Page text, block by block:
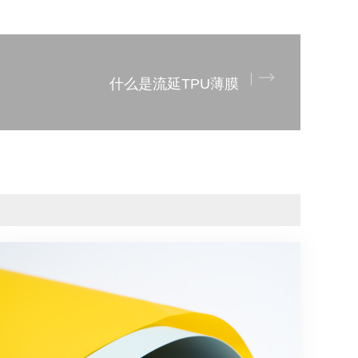
什么是流延TPU薄膜